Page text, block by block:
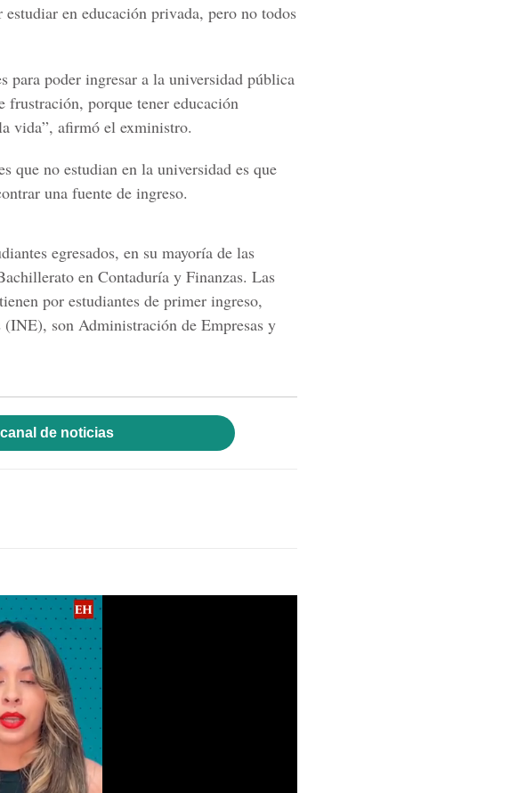
en educación privada, pero no todos
para poder ingresar a la universidad pública
frustración, porque tener educación
vida”, afirmó el exministro.
que no estudian en la universidad es que
una fuente de ingreso.
egresados, en su mayoría de las
en Contaduría y Finanzas. Las
por estudiantes de primer ingreso,
(INE), son Administración de Empresas y
de noticias